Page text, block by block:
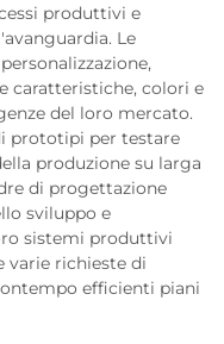
produttivi e
Le
caratteristiche, colori e
del loro mercato.
prototipi per testare
produzione su larga
di progettazione
sviluppo e
sistemi produttivi
varie richieste di
efficienti piani